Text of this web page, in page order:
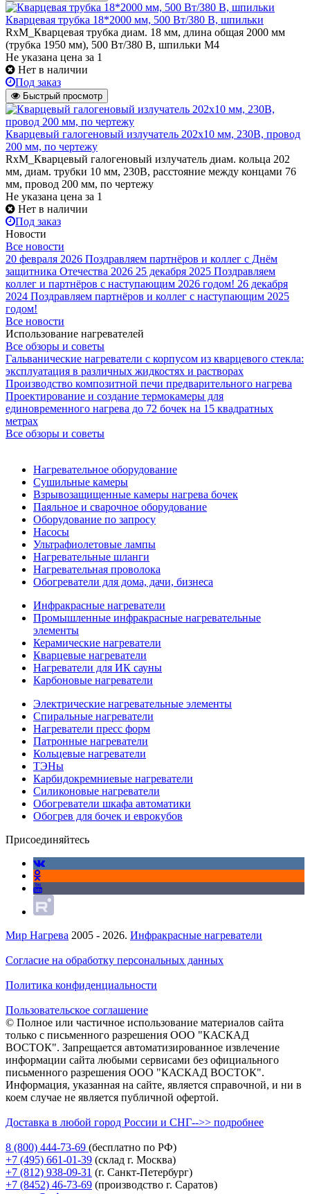
Кварцевая трубка 18*2000 мм, 500 Вт/380 В, шпильки
RxM_Кварцевая трубка диам. 18 мм, длина общая 2000 мм
(трубка 1950 мм), 500 Вт/380 В, шпильки М4
Не указана цена за 1
Нет в наличии
Под заказ
Быстрый просмотр
Кварцевый галогеновый излучатель 202х10 мм, 230В, провод
200 мм, по чертежу
RxM_Кварцевый галогеновый излучатель диам. кольца 202
мм, диам. трубки 10 мм, 230В, расстояние между концами 76
мм, провод 200 мм, по чертежу
Не указана цена за 1
Нет в наличии
Под заказ
Новости
Все новости
20 февраля 2026 Поздравляем партнёров и коллег с Днём
защитника Отечества 2026 25 декабря 2025 Поздравляем
коллег и партнёров с наступающим 2026 годом! 26 декабря
2024 Поздравляем партнёров и коллег с наступающим 2025
годом!
Все новости
Использование нагревателей
Все обзоры и советы
Гальванические нагреватели с корпусом из кварцевого стекла:
эксплуатация в различных жидкостях и растворах
Производство композитной печи предварительного нагрева
Проектирование и создание термокамеры для
единовременного нагрева до 72 бочек на 15 квадратных
метрах
Все обзоры и советы
Нагревательное оборудование
Сушильные камеры
Взрывозащищенные камеры нагрева бочек
Паяльное и сварочное оборудование
Оборудование по запросу
Насосы
Ультрафиолетовые лампы
Нагревательные шланги
Нагревательная проволока
Обогреватели для дома, дачи, бизнеса
Инфракрасные нагреватели
Промышленные инфракрасные нагревательные
элементы
Керамические нагреватели
Кварцевые нагреватели
Нагреватели для ИК сауны
Карбоновые нагреватели
Электрические нагревательные элементы
Спиральные нагреватели
Нагреватели пресс форм
Патронные нагреватели
Кольцевые нагреватели
ТЭНы
Карбидокремниевые нагреватели
Силиконовые нагреватели
Обогреватели шкафа автоматики
Обогрев для бочек и еврокубов
Присоединяйтесь
Мир Нагрева 2005 - 2026. Инфракрасные нагреватели
Согласие на обработку персональных данных
Политика конфиденциальности
Пользовательское соглашение
© Полное или частичное использование материалов сайта
только с письменного разрешения ООО "КАСКАД
ВОСТОК". Запрещается автоматизированное извлечение
информации сайта любыми сервисами без официального
письменного разрешения ООО "КАСКАД ВОСТОК".
Информация, указанная на сайте, является справочной, и ни в
коем случае не является публичной офертой.
Доставка в любой город России и СНГ-->> подробнее
8 (800) 444-73-69 (бесплатно по РФ)
+7 (495) 661-01-39 (склад г. Москва)
+7 (812) 938-09-31 (г. Санкт-Петербург)
+7 (8452) 46-73-69 (производство г. Саратов)